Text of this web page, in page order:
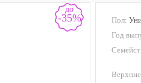
до
-35% Пол:
Год